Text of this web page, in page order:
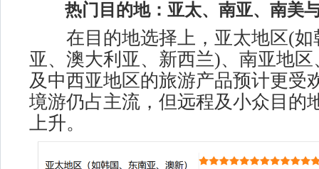
热门目的地：亚太、南亚、南美
在目的地选择上，亚太地区(如
亚、澳大利亚、新西兰)、南亚地
及中西亚地区的旅游产品预计更受
境游仍占主流，但远程及小众目的
上升。